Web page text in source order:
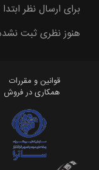
برای ارسال نظر
هنوز نظری ثبت
قوانین و مقررات
همکاری در فروش